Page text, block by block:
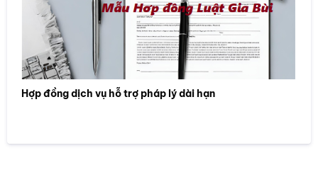
Hợp đồng dịch vụ hỗ trợ pháp lý dài hạn